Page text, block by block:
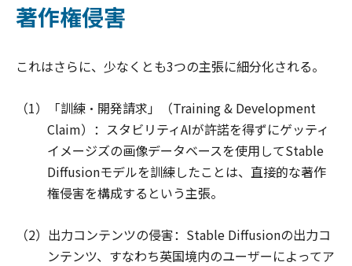
著作権侵害
これはさらに、少なくとも3つの主張に細分化される。
（1）「訓練・開発請求」（Training & Development
Claim）：スタビリティAIが許諾を得ずにゲッティ
イメージズの画像データベースを使用してStable
Diffusionモデルを訓練したことは、直接的な著作
権侵害を構成するという主張。
（2）出力コンテンツの侵害：Stable Diffusionの出力コ
ンテンツ、すなわち英国境内のユーザーによってア